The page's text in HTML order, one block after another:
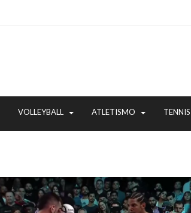
VOLLEYBALL ATLETISMO TENNIS